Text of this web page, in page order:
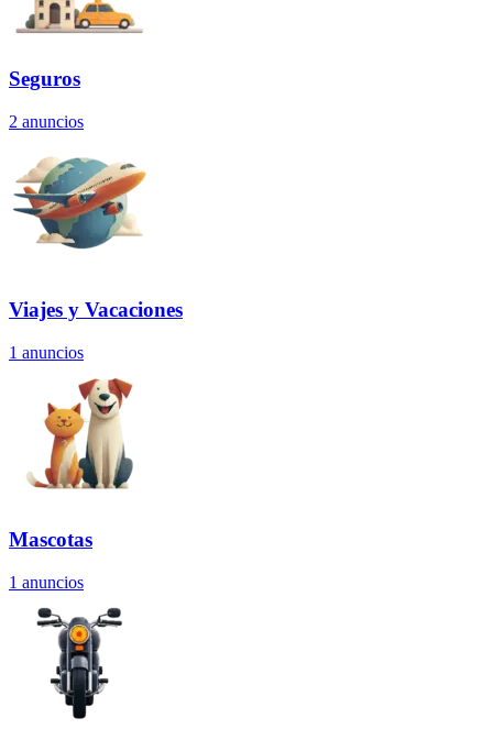
Seguros
2 anuncios
Viajes y Vacaciones
1 anuncios
Mascotas
1 anuncios